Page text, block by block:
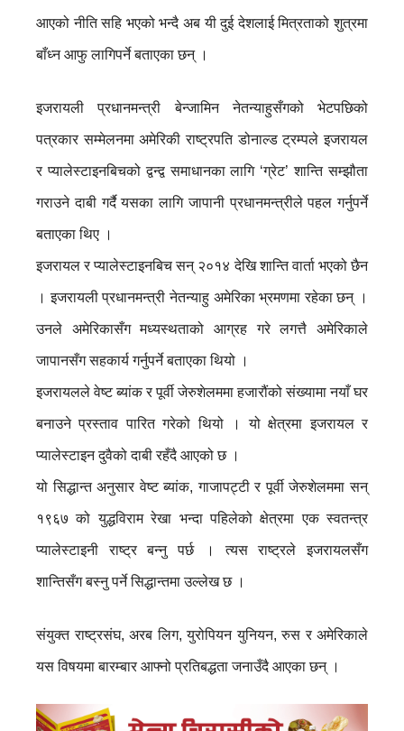
आएको नीति सहि भएको भन्दै अब यी दुई देशलाई मित्रताको शुत्रमा
बाँध्न आफु लागिपर्ने बताएका छन् ।
इजरायली प्रधानमन्त्री बेन्जामिन नेतन्याहुसँगको भेटपछिको
पत्रकार सम्मेलनमा अमेरिकी राष्ट्रपति डोनाल्ड ट्रम्पले इजरायल
र प्यालेस्टाइनबिचको द्वन्द्व समाधानका लागि ‘ग्रेट’ शान्ति सम्झौता
गराउने दाबी गर्दै यसका लागि जापानी प्रधानमन्त्रीले पहल गर्नुपर्ने
बताएका थिए ।
इजरायल र प्यालेस्टाइनबिच सन् २०१४ देखि शान्ति वार्ता भएको छैन
। इजरायली प्रधानमन्त्री नेतन्याहु अमेरिका भ्रमणमा रहेका छन् ।
उनले अमेरिकासँग मध्यस्थताको आग्रह गरे लगत्तै अमेरिकाले
जापानसँग सहकार्य गर्नुपर्ने बताएका थियो ।
इजरायलले वेष्ट ब्यांक र पूर्वी जेरुशेलममा हजारौंको संख्यामा नयाँ घर
बनाउने प्रस्ताव पारित गरेको थियो । यो क्षेत्रमा इजरायल र
प्यालेस्टाइन दुवैको दाबी रहँदै आएको छ ।
यो सिद्धान्त अनुसार वेष्ट ब्यांक, गाजापट्टी र पूर्वी जेरुशेलममा सन्
१९६७ को युद्धविराम रेखा भन्दा पहिलेको क्षेत्रमा एक स्वतन्त्र
प्यालेस्टाइनी राष्ट्र बन्नु पर्छ । त्यस राष्ट्रले इजरायलसँग
शान्तिसँग बस्नु पर्ने सिद्धान्तमा उल्लेख छ ।
संयुक्त राष्ट्रसंघ, अरब लिग, युरोपियन युनियन, रुस र अमेरिकाले
यस विषयमा बारम्बार आफ्नो प्रतिबद्धता जनाउँदै आएका छन् ।